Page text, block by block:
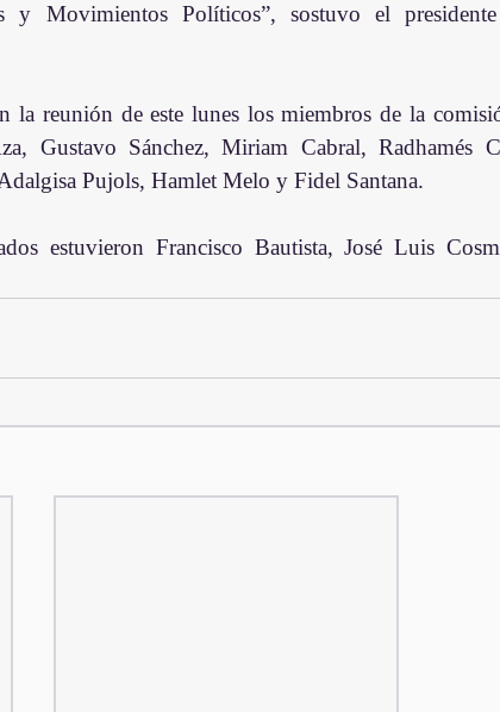
y Movimientos Políticos”, sostuvo el
la reunión de este lunes los miembros de la
Gustavo Sánchez, Miriam Cabral, Radhamés
Pujols, Hamlet Melo y Fidel Santana.
estuvieron Francisco Bautista, José Luis